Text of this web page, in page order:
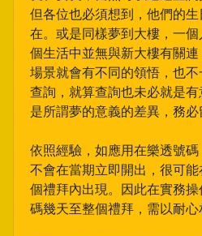
但各位也必須想到，他們的
在。或是同樣夢到大樓，一
個生活中並無與新大樓有關
場景就會有不同的領悟，也
查詢，就算查詢也未必就是
是所謂夢的意義的差異，務必
依照經驗，如應用在樂透號
不會在當期立即開出，很可
個禮拜內出現。因此在實務
碼幾天至整個禮拜，需以耐心